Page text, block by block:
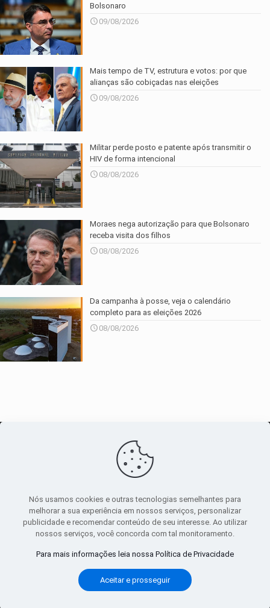
Bolsonaro
09/08/2026
Mais tempo de TV, estrutura e votos: por que
alianças são cobiçadas nas eleições
09/08/2026
Militar perde posto e patente após transmitir o
HIV de forma intencional
08/08/2026
Moraes nega autorização para que Bolsonaro
receba visita dos filhos
08/08/2026
Da campanha à posse, veja o calendário
completo para as eleições 2026
08/08/2026
canal de notícias
Sobre|Política Privacidade|Termos de uso
Nós usamos cookies e outras tecnologias semelhantes para
melhorar a sua experiência em nossos serviços, personalizar
publicidade e recomendar conteúdo de seu interesse. Ao utilizar
nossos serviços, você concorda com tal monitoramento.
Para mais informações leia nossa Política de Privacidade
Aceitar e prosseguir